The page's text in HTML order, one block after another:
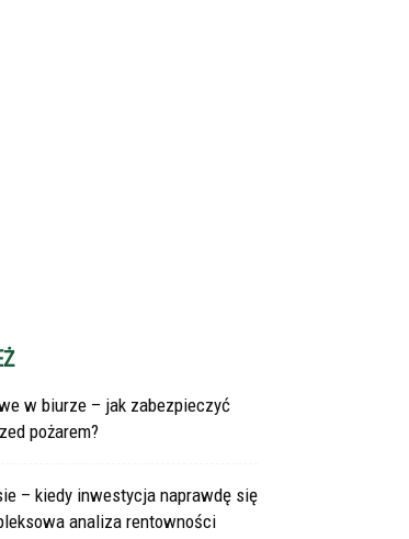
w biurze – jak zabezpieczyć
pożarem?
– kiedy inwestycja naprawdę się
analiza rentowności